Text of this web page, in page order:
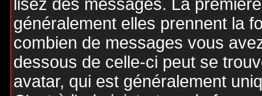
lisez des messages. La
généralement elles prennent la
combien de messages vous
dessous de celle-ci peut se
avatar, qui est généralement